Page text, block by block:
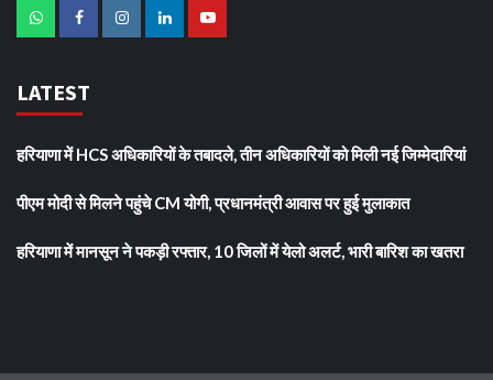
LATEST
हरियाणा में HCS अधिकारियों के तबादले, तीन अधिकारियों को मिली नई जिम्मेदारियां
पीएम मोदी से मिलने पहुंचे CM योगी, प्रधानमंत्री आवास पर हुई मुलाकात
हरियाणा में मानसून ने पकड़ी रफ्तार, 10 जिलों में येलो अलर्ट, भारी बारिश का खतरा